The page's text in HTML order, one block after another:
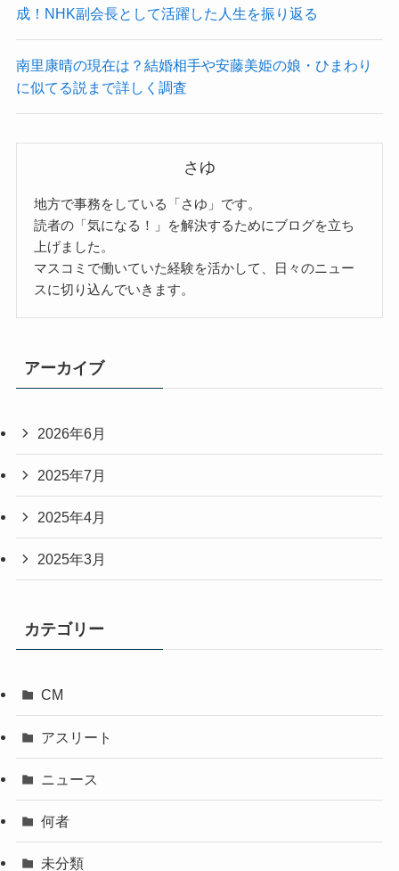
成！NHK副会長として活躍した人生を振り返る
南里康晴の現在は？結婚相手や安藤美姫の娘・ひまわり
に似てる説まで詳しく調査
さゆ
地方で事務をしている「さゆ」です。
読者の「気になる！」を解決するためにブログを立ち
上げました。
マスコミで働いていた経験を活かして、日々のニュー
スに切り込んでいきます。
アーカイブ
2026年6月
2025年7月
2025年4月
2025年3月
カテゴリー
CM
アスリート
ニュース
何者
未分類